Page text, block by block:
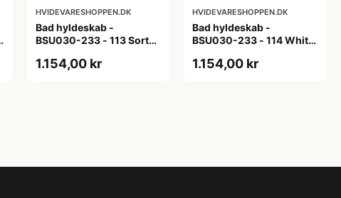
HVIDEVARESHOPPEN.DK
Bad hyldeskab -
BSU030-233 - 113 Sort
1.154,00 kr
HVIDEVARESHOPPEN.DK
Bad hyldeskab -
BSU030-233 - 114 White
ABS-kant
1.154,00 kr